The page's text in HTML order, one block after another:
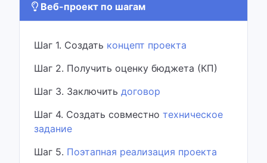
Веб-проект по шагам
Шаг 1. Создать концепт проекта
Шаг 2. Получить оценку бюджета (КП)
Шаг 3. Заключить договор
Шаг 4. Создать совместно техническое
задание
Шаг 5. Поэтапная реализация проекта